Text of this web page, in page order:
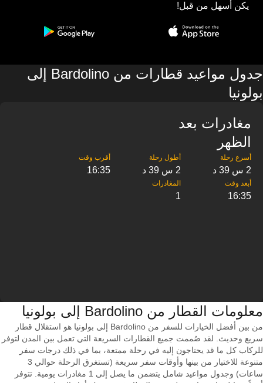
يكن أسهل من قبل!
جدول مواعيد قطارات من Bardolino إلى
بولونيا
مغادرات بعد
الظهر
2 س 39 د 2 س 39 د 16:35
16:35
1
معلومات القطار من ‎Bardolino إلى ‎بولونيا
من بين أفضل الخيارات للسفر من Bardolino إلى بولونيا هو استقلال قطار
سريع وحديث. لقد صُممت جميع القطارات السريعة التي تعمل بين المدن لتوفر
للركاب كل ما قد يحتاجون إليه في رحلة ممتعة، بما في ذلك درجات سفر
متنوعة للاختيار من بينها وأوقات سفر سريعة (تستغرق الرحلة حوالي 3
ساعات) وجدول مواعيد شامل يتضمن ما يصل إلى 1 مغادرات يومية. تتوفر